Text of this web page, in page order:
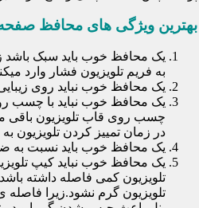
بهترین ویژگی های محافظ
یک محافظ خوب باید سبک باشد
به فریم تلویزیون فشار وارد
یک محافظ خوب نباید روی زیبایی
یک محافظ خوب نباید با چسب
چسب روی قاب تلویزیون باقی
در زمان تمییز کردن تلویزیون
یک محافظ خوب باید نسبت به
یک محافظ خوب نباید کیپ
تلویزیون کمی فاصله داشته
تلویزیون گرم نشود.زیرا فاصله